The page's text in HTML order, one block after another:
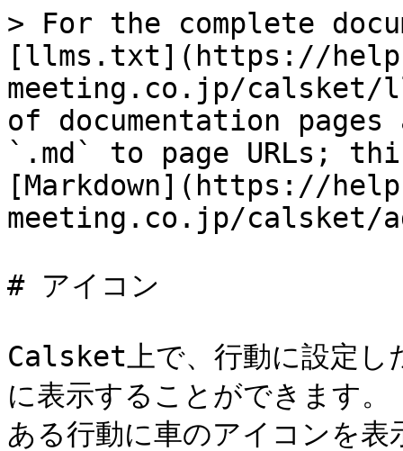
> For the complete
[llms.txt](https://
meeting.co.jp/calsket/
of documentation
`.md` to page URLs;
[Markdown](https://
meeting.co.jp/calsket/
# アイコン
Calsket上で、行動に設定し
に表示することができます
ある行動に車のアイコンを